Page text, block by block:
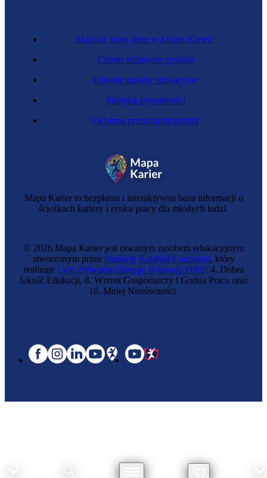
Mapa Karier to bezpłatna i interaktywna baza informacji o
ścieżkach kariery i rynku pracy dla młodych ludzi.
Skąd się biorą dane w Mapie Karier?
Często zadawane pytania
Otwarte zasoby edukacyjne
Polityka prywatności
Ochrona przed nadużyciami
© 2026 Mapa Karier jest otwartym zasobem edukacyjnym
stworzonym przez fundację Katalyst Education, który
realizuje Cele Zrównoważonego Rozwoju ONZ: 4. Dobra
Jakość Edukacji, 8. Wzrost Gospodarczy i Godna Praca oraz
10. Mniej Nierówności.